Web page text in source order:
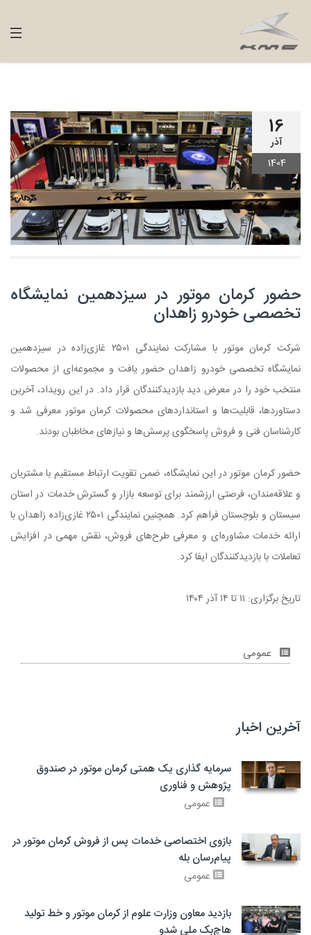
16
آذر
1404
حضور کرمان موتور در سیزدهمین نمایشگاه
تخصصی خودرو زاهدان
شرکت کرمان موتور با مشارکت نمایندگی ۲۵۰۱ غازی‌زاده در سیزدهمین
نمایشگاه تخصصی خودرو زاهدان حضور یافت و مجموعه‌ای از محصولات
منتخب خود را در معرض دید بازدیدکنندگان قرار داد. در این رویداد، آخرین
دستاوردها، قابلیت‌ها و استانداردهای محصولات کرمان موتور معرفی شد و
کارشناسان فنی و فروش پاسخگوی پرسش‌ها و نیازهای مخاطبان بودند.
حضور کرمان موتور در این نمایشگاه، ضمن تقویت ارتباط مستقیم با مشتریان
و علاقه‌مندان، فرصتی ارزشمند برای توسعه بازار و گسترش خدمات در استان
سیستان و بلوچستان فراهم کرد. همچنین نمایندگی ۲۵۰۱ غازی‌زاده زاهدان با
ارائه خدمات مشاوره‌ای و معرفی طرح‌های فروش، نقش مهمی در افزایش
تعاملات با بازدیدکنندگان ایفا کرد.
تاریخ برگزاری: ۱۱ تا ۱۴ آذر ۱۴۰۴
عمومی
آخرین اخبار
سرمایه گذاری یک همتی کرمان موتور در صندوق
پژوهش و فناوری
عمومی
بازوی اختصاصی خدمات پس از فروش کرمان موتور در
پیام‌رسان بله
عمومی
بازدید معاون وزارت علوم از کرمان موتور و خط تولید
هاچ‌بک ملی شدو